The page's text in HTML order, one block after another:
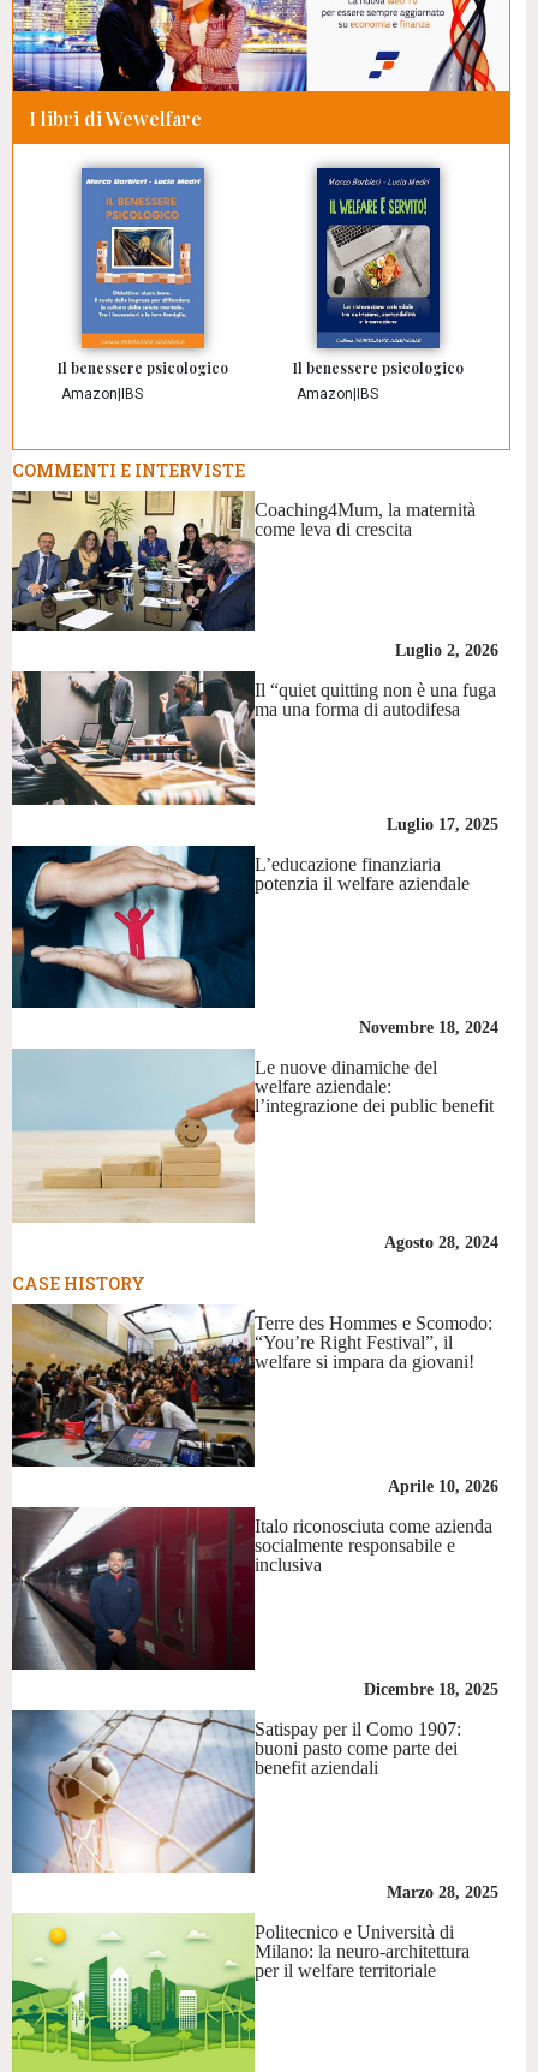
I libri di Wewelfare
Il benessere psicologico
Amazon IBS
Il benessere psicologico
Amazon IBS
COMMENTI E INTERVISTE
Coaching4Mum, la maternità
come leva di crescita
Luglio 2, 2026
Il “quiet quitting non è una fuga
ma una forma di autodifesa
Luglio 17, 2025
L’educazione finanziaria
potenzia il welfare aziendale
Novembre 18, 2024
Le nuove dinamiche del
welfare aziendale:
l’integrazione dei public benefit
Agosto 28, 2024
CASE HISTORY
Terre des Hommes e Scomodo:
“You’re Right Festival”, il
welfare si impara da giovani!
Aprile 10, 2026
Italo riconosciuta come azienda
socialmente responsabile e
inclusiva
Dicembre 18, 2025
Satispay per il Como 1907:
buoni pasto come parte dei
benefit aziendali
Marzo 28, 2025
Politecnico e Università di
Milano: la neuro-architettura
per il welfare territoriale